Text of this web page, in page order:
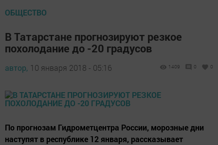
ОБЩЕСТВО
В Татарстане прогнозируют резкое
похолодание до -20 градусов
автор, 10 января 2018 - 05:16 1409 0 0
По прогнозам Гидрометцентра России, морозные дни
наступят в республике 12 января, рассказывает